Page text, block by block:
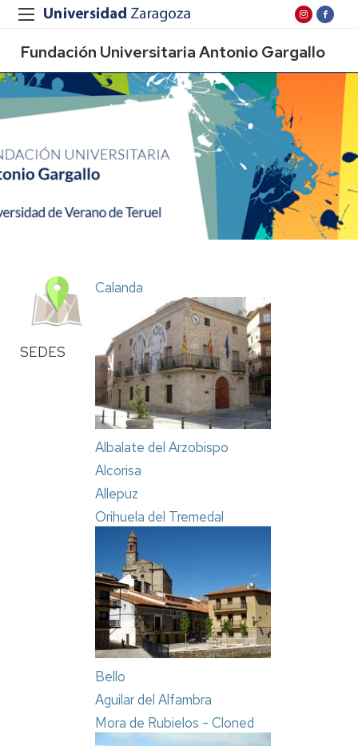
Fundación Universitaria Antonio Gargallo
SEDES
Calanda
Albalate del Arzobispo
Alcorisa
Allepuz
Orihuela del Tremedal
Bello
Aguilar del Alfambra
Mora de Rubielos - Cloned